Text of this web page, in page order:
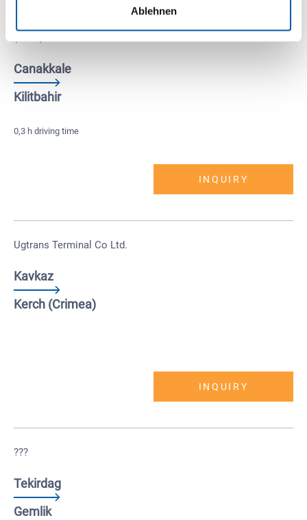
Ablehnen
Canakkale
Kilitbahir
0,3 h driving time
INQUIRY
Ugtrans Terminal Co Ltd.
Kavkaz
Kerch (Crimea)
INQUIRY
???
Tekirdag
Gemlik